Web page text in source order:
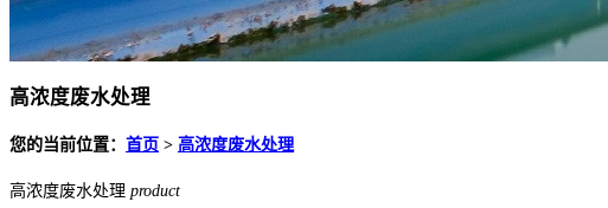
高浓度废水处理
您的当前位置： 首页 > 高浓度废水处理
高浓度废水处理 product